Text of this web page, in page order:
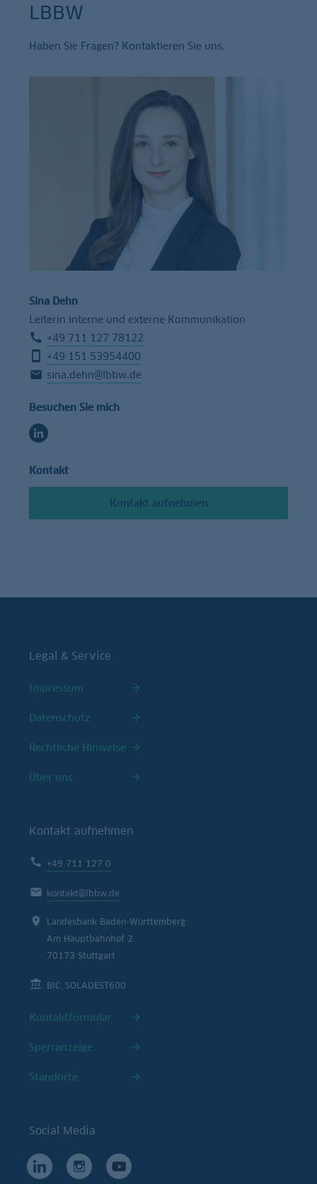
LBBW
Haben Sie Fragen? Kontaktieren Sie uns.
Sina Dehn
Leiterin interne und externe Kommunikation
+49 711 127 78122
+49 151 53954400
sina.dehn@lbbw.de
Besuchen Sie mich
Kontakt
Kontakt aufnehmen
Legal & Service
Impressum
Datenschutz
Rechtliche Hinweise
Über uns
Kontakt aufnehmen
+49 711 127 0
kontakt@lbbw.de
Landesbank Baden-Württemberg
Am Hauptbahnhof 2
70173 Stuttgart
BIC: SOLADEST600
Kontaktformular
Sperranzeige
Standorte
Social Media